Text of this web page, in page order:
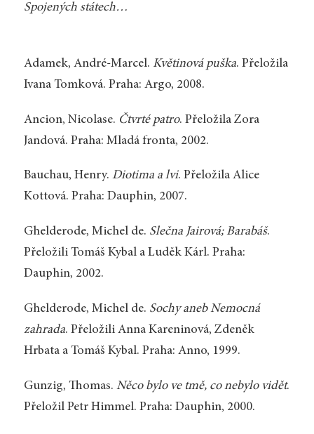
Spojených státech…
Adamek, André-Marcel. Květinová puška. Přeložila
Ivana Tomková. Praha: Argo, 2008.
Ancion, Nicolase. Čtvrté patro. Přeložila Zora
Jandová. Praha: Mladá fronta, 2002.
Bauchau, Henry. Diotima a lvi. Přeložila Alice
Kottová. Praha: Dauphin, 2007.
Ghelderode, Michel de. Slečna Jairová; Barabáš.
Přeložili Tomáš Kybal a Luděk Kárl. Praha:
Dauphin, 2002.
Ghelderode, Michel de. Sochy aneb Nemocná
zahrada. Přeložili Anna Kareninová, Zdeněk
Hrbata a Tomáš Kybal. Praha: Anno, 1999.
Gunzig, Thomas. Něco bylo ve tmě, co nebylo vidět.
Přeložil Petr Himmel. Praha: Dauphin, 2000.